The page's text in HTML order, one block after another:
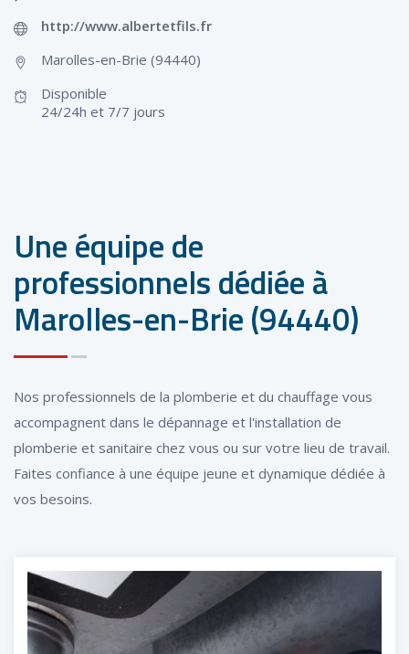
http://www.albertetfils.fr
Marolles-en-Brie (94440)
Disponible
24/24h et 7/7 jours
Une équipe de
professionnels dédiée à
Marolles-en-Brie (94440)
Nos professionnels de la plomberie et du chauffage vous
accompagnent dans le dépannage et l'installation de
plomberie et sanitaire chez vous ou sur votre lieu de travail.
Faites confiance à une équipe jeune et dynamique dédiée à
vos besoins.